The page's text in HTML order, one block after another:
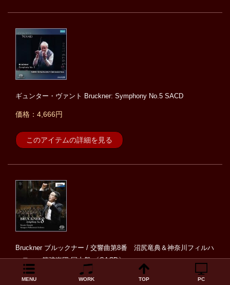
ギュンター・ヴァント Bruckner: Symphony No.5 SACD
価格：4,666円
このアイテムの詳細を見る
Bruckner ブルックナー / 交響曲第8番 沼尻竜典＆神奈川フィルハ
ーモニー管弦楽団 国内盤 〔SACD〕
価格：3,850円
MENU WORK TOP PC